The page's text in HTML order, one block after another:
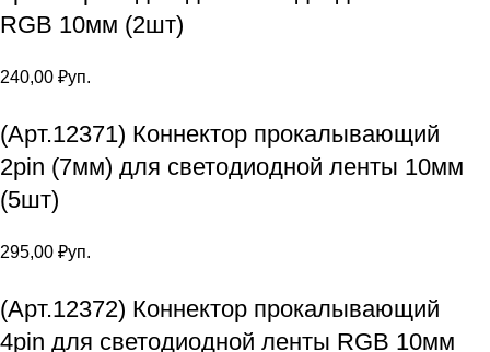
RGB 10мм (2шт)
240,00 ₽уп.
(Арт.12371) Коннектор прокалывающий
2pin (7мм) для светодиодной ленты 10мм
(5шт)
295,00 ₽уп.
(Арт.12372) Коннектор прокалывающий
4pin для светодиодной ленты RGB 10мм